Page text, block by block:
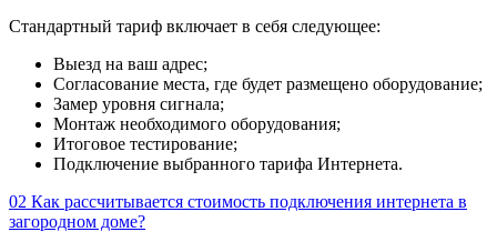
Стандартный тариф включает в себя следующее:
Выезд на ваш адрес;
Согласование места, где будет размещено оборудование;
Замер уровня сигнала;
Монтаж необходимого оборудования;
Итоговое тестирование;
Подключение выбранного тарифа Интернета.
02 Как рассчитывается стоимость подключения интернета в
загородном доме?